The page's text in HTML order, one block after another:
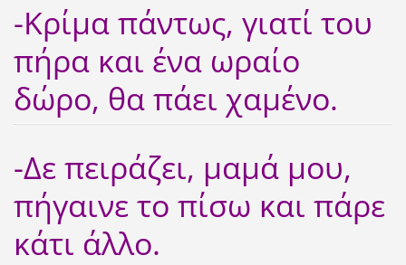
-Κρίμα πάντως, γιατί του
πήρα και ένα ωραίο
δώρο, θα πάει χαμένο.
-Δε πειράζει, μαμά μου,
πήγαινε το πίσω και πάρε
κάτι άλλο.